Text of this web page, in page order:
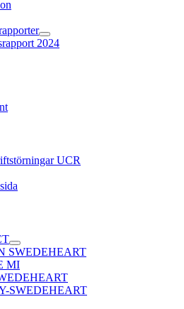
2024
UCR
SWEDEHEART
MI
SWEDEHEART